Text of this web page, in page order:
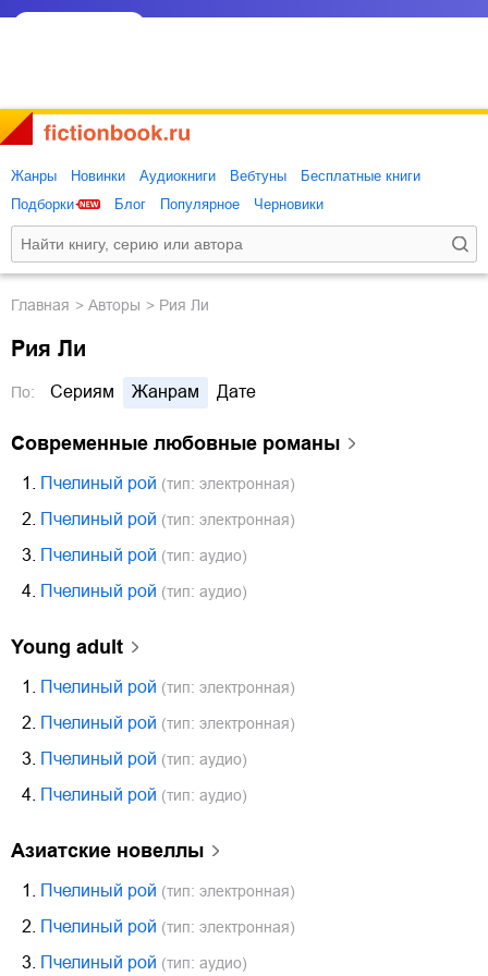
Жанры Новинки Аудиокниги Вебтуны
Бесплатные книги
Подборки
Блог Популярное Черновики
Главная Авторы Рия Ли
Рия Ли
По: Сериям Жанрам Дате
современные любовные романы
1. Пчелиный рой (тип: электронная)
2. Пчелиный рой (тип: электронная)
3. Пчелиный рой (тип: аудио)
4. Пчелиный рой (тип: аудио)
young adult
1. Пчелиный рой (тип: электронная)
2. Пчелиный рой (тип: электронная)
3. Пчелиный рой (тип: аудио)
4. Пчелиный рой (тип: аудио)
азиатские новеллы
1. Пчелиный рой (тип: электронная)
2. Пчелиный рой (тип: электронная)
3. Пчелиный рой (тип: аудио)